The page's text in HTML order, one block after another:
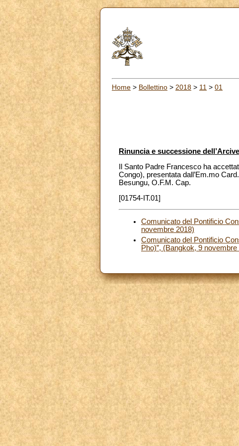
Home > Bollettino > 2018 > 11 > 01
Rinuncia e successione
Il Santo Padre Francesco ha
Congo), presentata dall’Em.mo
Besungu, O.F.M. Cap.
[01754-IT.01]
Comunicato del Pontificio
novembre 2018)
Comunicato del Pontificio
Pho)”, (Bangkok, 9 novembre